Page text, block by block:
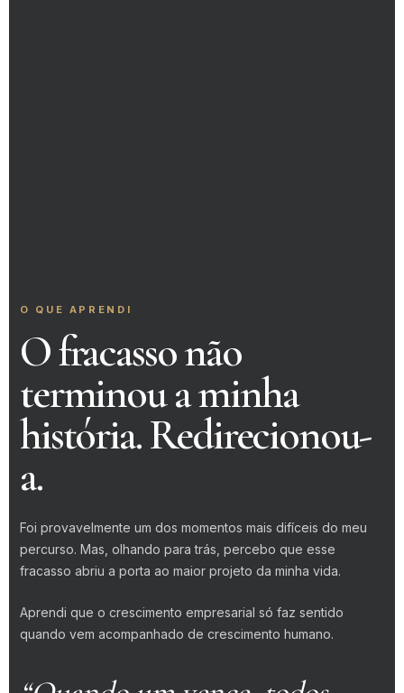
O QUE APRENDI
O fracasso não
terminou a minha
história. Redirecionou-
a.
Foi provavelmente um dos momentos mais difíceis do meu
percurso. Mas, olhando para trás, percebo que esse
fracasso abriu a porta ao maior projeto da minha vida.
Aprendi que o crescimento empresarial só faz sentido
quando vem acompanhado de crescimento humano.